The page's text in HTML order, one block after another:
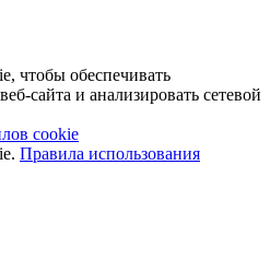
чтобы обеспечивать
сайта и анализировать сетевой
cookie
Правила использования